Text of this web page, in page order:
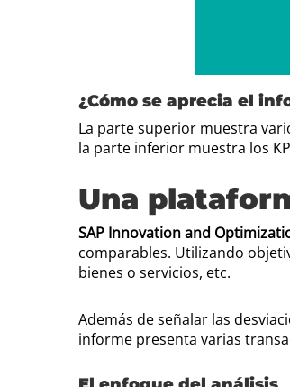
¿Cómo se aprecia el
La parte superior muestra
la parte inferior muestra los
Una
SAP Innovation and
comparables. Utilizando
bienes o servicios, etc.
Además de señalar las
informe presenta varias